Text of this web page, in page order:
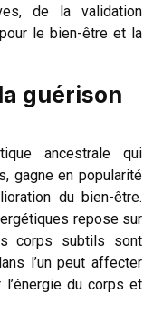
de la validation
le bien-être et la
guérison
ancestrale qui
gagne en popularité
du bien-être.
repose sur
corps subtils sont
l’un peut affecter
l’énergie du corps et